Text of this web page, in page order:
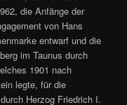
die Anfänge der
von Hans
entwarf und die
im Taunus durch
1901 nach
legte, für die
Herzog Friedrich I.